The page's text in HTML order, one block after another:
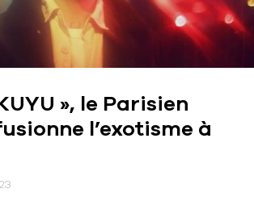
», le Parisien
l’exotisme à